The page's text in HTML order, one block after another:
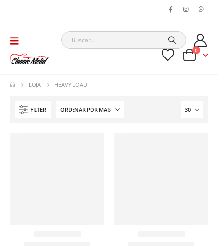
0
LOJA HEAVY LOAD
FILTER